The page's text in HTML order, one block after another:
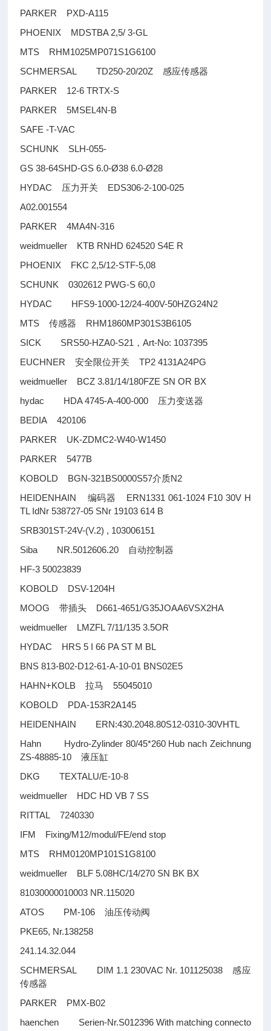
PARKER PXD-A115
PHOENIX MDSTBA 2,5/ 3-GL
MTS RHM1025MP071S1G6100
SCHMERSAL TD250-20/20Z感应传感器
PARKER 12-6 TRTX-S
PARKER 5MSEL4N-B
SAFE -T-VAC
SCHUNK SLH-055-
GS 38-64SHD-GS 6.0-Ø38 6.0-Ø28
HYDAC 压力开关
EDS306-2-100-025
A02.001554
PARKER 4MA4N-316
weidmueller KTB RNHD 624520 S4E R
PHOENIX FKC 2,5/12-STF-5,08
SCHUNK 0302612 PWG-S 60,0
HYDAC HFS9-1000-12/24-400V-50HZG24N2
MTS传感器
RHM1860MP301S3B6105
SICK SRS50-HZA0-S21 ，Art-No: 1037395
EUCHNER安全限位开关
TP2 4131A24PG
weidmueller BCZ 3.81/14/180FZE SN OR BX
hydac HDA 4745-A-400-000 压力变送器
BEDIA 420106
PARKER UK-ZDMC2-W40-W1450
PARKER 5477B
KOBOLD BGN-321BS0000S57介质N2
HEIDENHAIN 编码器
ERN1331 061-1024 F10 30V H
TL IdNr 538727-05 SNr 19103 614 B
SRB301ST-24V-(V.2) , 103006151
Siba NR.5012606.20
自动控制器
HF-3 50023839
KOBOLD DSV-1204H
MOOG带插头 D661-4651/G35JOAA6VSX2HA
weidmueller LMZFL 7/11/135 3.5OR
HYDAC HRS 5 I 66 PA ST M BL
BNS 813-B02-D12-61-A-10-01 BNS02E5
HAHN+KOLB拉马
55045010
KOBOLD PDA-153R2A145
HEIDENHAIN ERN:430.2048.80S12-0310-30VHTL
Hahn Hydro-Zylinder 80/45*260 Hub nach Zeichnung
ZS-48885-10液压缸
DKG TEXTALU/E-10-8
weidmueller HDC HD VB 7 SS
RITTAL 7240330
IFM Fixing/M12/modul/FE/end stop
MTS RHM0120MP101S1G8100
weidmueller BLF 5.08HC/14/270 SN BK BX
81030000010003 NR.115020
ATOS PM-106油压传动阀
PKE65, Nr.138258
241.14.32.044
SCHMERSAL DIM 1.1 230VAC Nr. 101125038感应
传感器
PARKER PMX-B02
haenchen Serien-Nr.S012396 With matching connecto